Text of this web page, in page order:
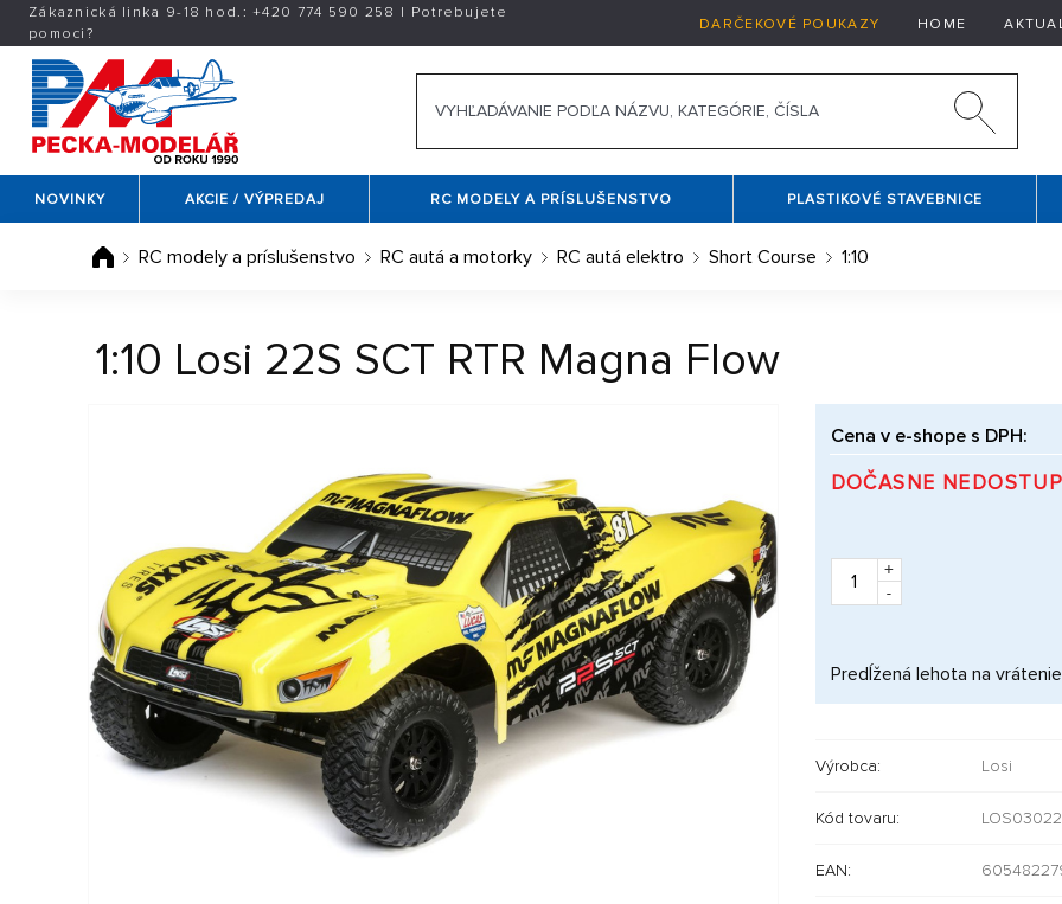
Zákaznická linka 9-18 hod.:+420 774 590 258 | Potrebujete
pomoci?
DARČEKOVÉ POUKAZY HOME
NOVINKY AKCIE / VÝPREDAJ RC MODELY A PRÍSLUŠENSTVO PLASTIKOVÉ STAVEBNICE
RC modely a príslušenstvo RC autá a motorky RC autá elektro Short Course 1:10
1:10 Losi 22S SCT RTR Magna Flow
Cena v e-shope s DPH:
DOČASNE
+
-
Predĺžená lehota na
Výrobca: Losi
Kód tovaru:
EAN: